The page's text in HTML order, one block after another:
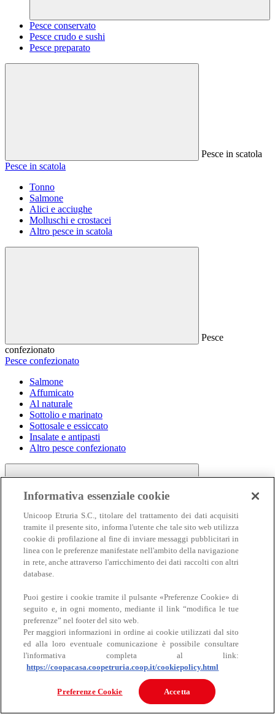
Pesce conservato
Pesce crudo e sushi
Pesce preparato
Pesce in scatola
Pesce in scatola
Tonno
Salmone
Alici e acciughe
Molluschi e crostacei
Altro pesce in scatola
Pesce
confezionato
Pesce confezionato
Salmone
Affumicato
Al naturale
Sottolio e marinato
Sottosale e essiccato
Insalate e antipasti
Altro pesce confezionato
Carne
Carne
Bovino
Informativa essenziale cookie
Unicoop Etruria S.C., titolare del trattamento dei dati acquisiti
tramite il presente sito, informa l'utente che tale sito web utilizza
cookie di profilazione al fine di inviare messaggi pubblicitari in
linea con le preferenze manifestate nell'ambito della navigazione
in rete, anche attraverso l'arricchimento dei dati raccolti con altri
database.
Puoi gestire i cookie tramite il pulsante «Preferenze Cookie» di
seguito e, in ogni momento, mediante il link “modifica le tue
preferenze” nel footer del sito web.
Per maggiori informazioni in ordine ai cookie utilizzati dal sito
ed alla loro eventuale comunicazione è possibile consultare
l'informativa completa al link:
https://coopacasa.coopetruria.coop.it/cookiepolicy.html
Preferenze Cookie Accetta